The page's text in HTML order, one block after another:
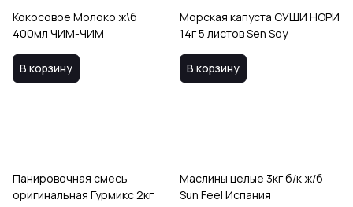
Кокосовое Молоко ж\б
400мл ЧИМ-ЧИМ
В корзину
Морская капуста СУШИ НОРИ
14г 5 листов Sen Soy
В корзину
Панировочная смесь
оригинальная Гурмикс 2кг
Маслины целые 3кг б/к ж/б
Sun Feel Испания